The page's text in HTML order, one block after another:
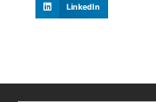
LinkedIn